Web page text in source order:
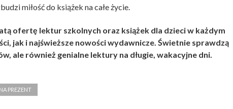
miłość do książek na całe życie.
ofertę lektur szkolnych oraz książek dla dzieci w każdym
jak i najświeższe nowości wydawnicze. Świetnie sprawdzą
ale również genialne lektury na długie, wakacyjne dni.
PREZENT